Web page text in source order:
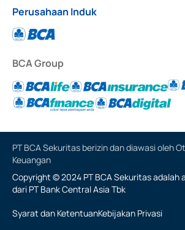
Perusahaan Induk
BCA Group
PT BCA Sekuritas berizin dan diawasi oleh
Keuangan
Copyright © 2024 PT BCA Sekuritas adalah
dari PT Bank Central Asia Tbk
Syarat dan KetentuanKebijakan Privasi